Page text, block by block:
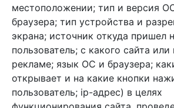
Арбен текстиль г. Щелково, пер.
1-й Советский д.25, владение 2.
местоположении; тип и версия
браузера; тип устройства и
экрана; источник откуда пришел
пользователь; с какого сайта или
рекламе; язык ОС и браузера;
открывает и на какие кнопки
пользователь; ip-адрес) в целях